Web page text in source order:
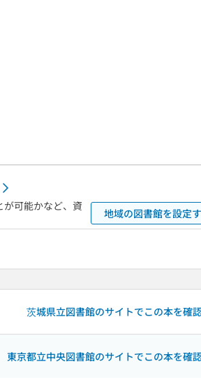
可能かなど、資
地域の図書館を設定
茨城県立図書館のサイトでこの本を確
東京都立中央図書館のサイトでこの本を確